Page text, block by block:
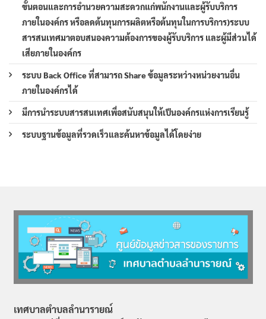
ขั้นตอนและการอำนวยความสะดวกแก่พนักงานและผู้รับบริการ
ภายในองค์กร หรือลดต้นทุนการผลิตหรือต้นทุนในการบริการ)ระบบ
สารสนเทศมาตอบสนองความต้องการของผู้รับบริการ และผู้มีส่วนได้
เสียภายในองค์กร
ระบบ Back Office ที่สามารถ Share ข้อมูลระหว่างหน่วยงานอื่น
ภายในองค์กรได้
มีการนำระบบสารสนเทศเพื่อสนับสนุนให้เป็นองค์กรแห่งการเรียนรู้
ระบบฐานข้อมูลที่รวดเร็วและค้นหาข้อมูลได้โดยง่าย
เทศบาลตำบลลำนารายณ์